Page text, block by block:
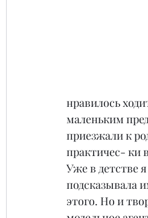
нравилось
маленьким
приезжали к
практичес- ки
Уже в детстве
подсказывала
этого. Но и